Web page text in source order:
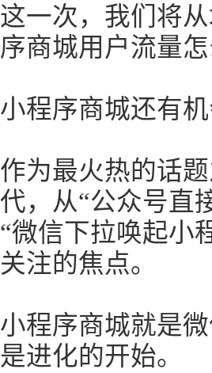
这一次，我们将
序商城用户流量怎
小程序商城还有机
作为最火热的话
代，从“公众号直
“微信下拉唤起小
关注的焦点。
小程序商城就是
是进化的开始。